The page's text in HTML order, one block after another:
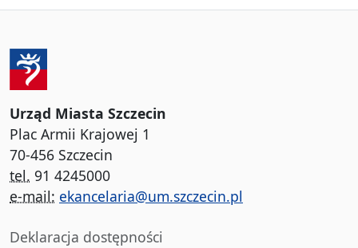
Urząd Miasta Szczecin
Plac Armii Krajowej 1
70-456 Szczecin
tel. 91 4245000
e-mail: ekancelaria@um.szczecin.pl
Deklaracja dostępności